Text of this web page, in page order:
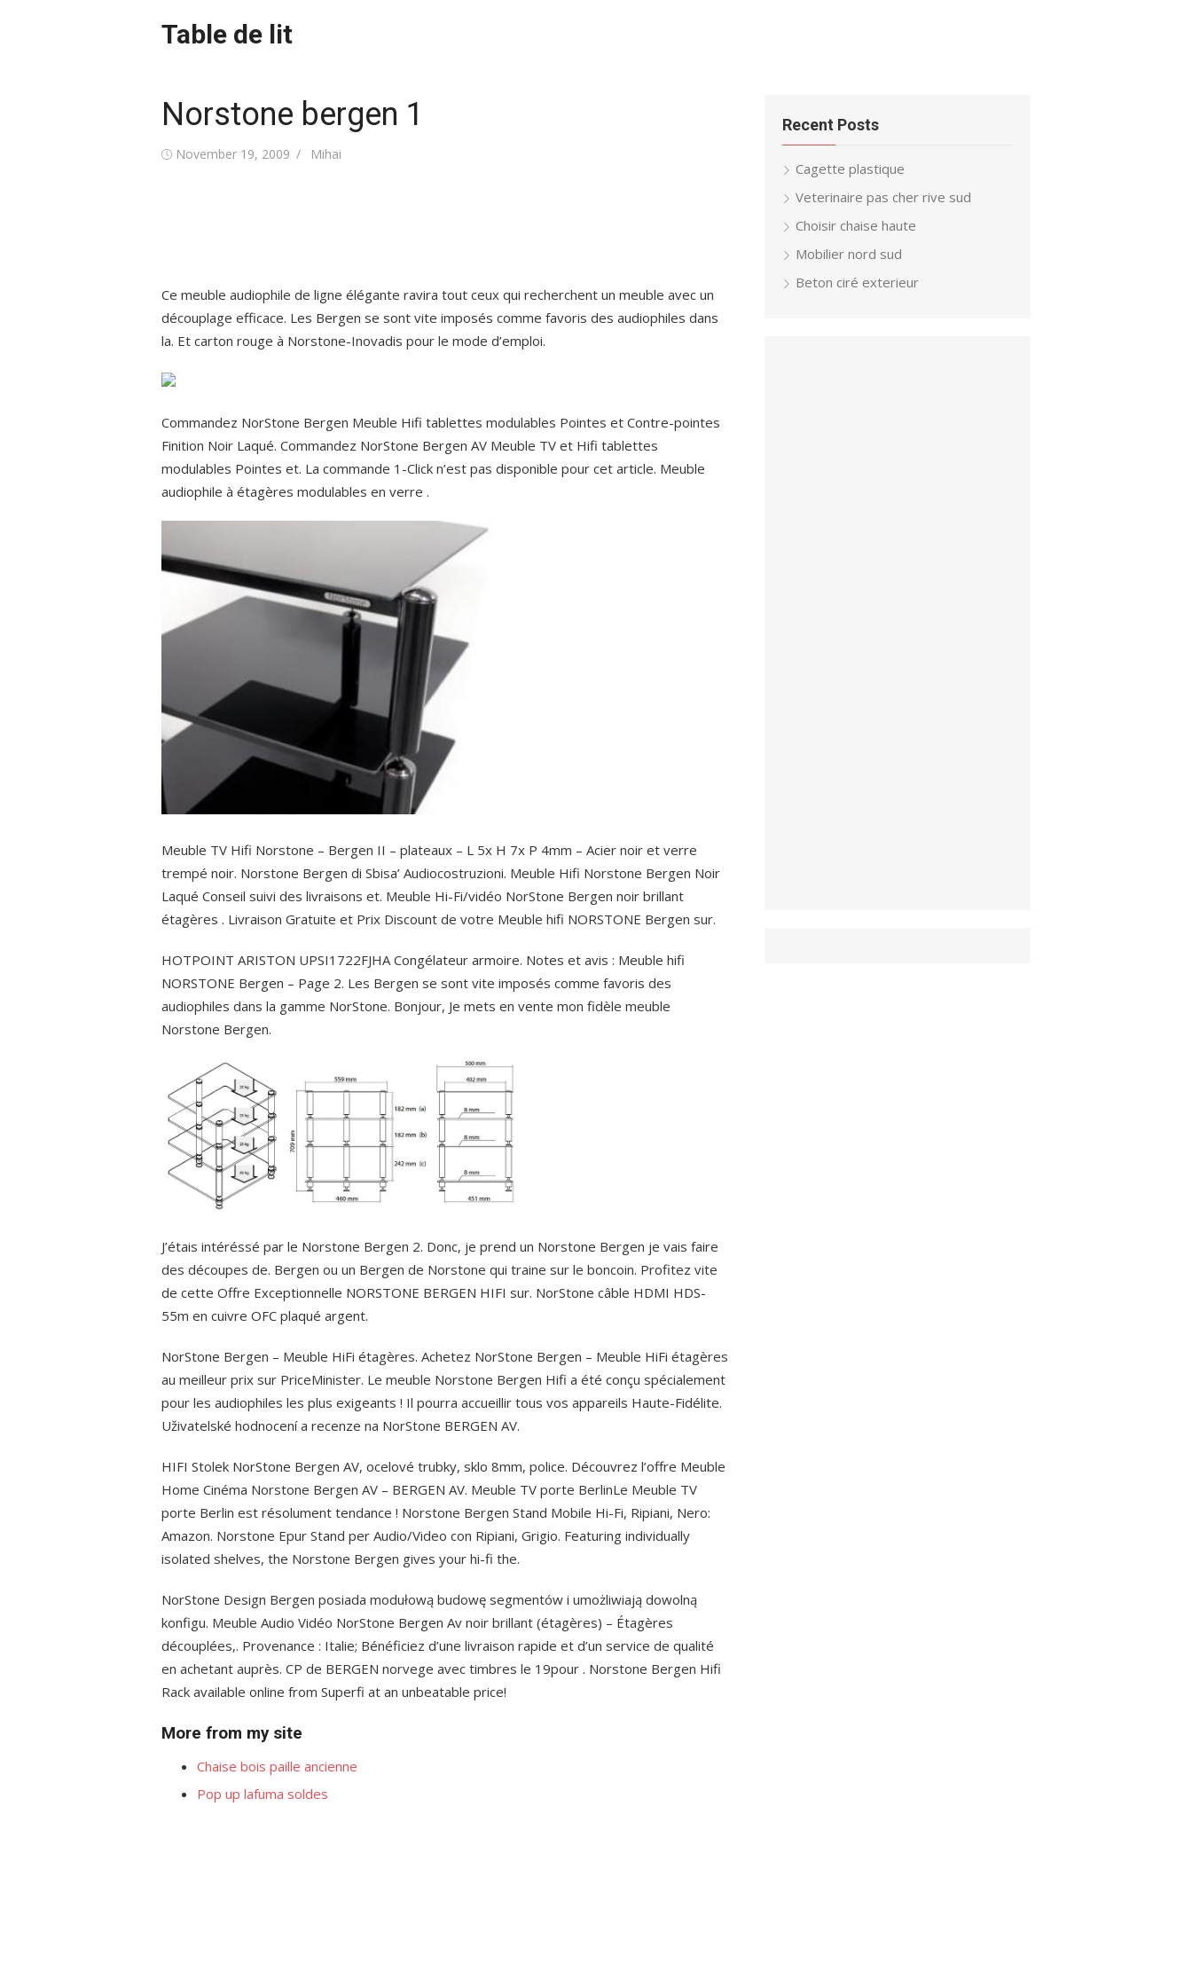
Table de lit
Norstone bergen 1
Posted
November 19, 2009 Author
Mihai
Ce meuble audiophile de ligne élégante ravira tout ceux qui recherchent un meuble avec un
découplage efficace. Les Bergen se sont vite imposés comme favoris des audiophiles dans
la. Et carton rouge à Norstone-Inovadis pour le mode d’emploi.
Commandez NorStone Bergen Meuble Hifi tablettes modulables Pointes et Contre-pointes
Finition Noir Laqué. Commandez NorStone Bergen AV Meuble TV et Hifi tablettes
modulables Pointes et. La commande 1-Click n’est pas disponible pour cet article. Meuble
audiophile à étagères modulables en verre .
Meuble TV Hifi Norstone – Bergen II – plateaux – L 5x H 7x P 4mm – Acier noir et verre
trempé noir. Norstone Bergen di Sbisa’ Audiocostruzioni. Meuble Hifi Norstone Bergen Noir
Laqué Conseil suivi des livraisons et. Meuble Hi-Fi/vidéo NorStone Bergen noir brillant
étagères . Livraison Gratuite et Prix Discount de votre Meuble hifi NORSTONE Bergen sur.
HOTPOINT ARISTON UPSI1722FJHA Congélateur armoire. Notes et avis : Meuble hifi
NORSTONE Bergen – Page 2. Les Bergen se sont vite imposés comme favoris des
audiophiles dans la gamme NorStone. Bonjour, Je mets en vente mon fidèle meuble
Norstone Bergen.
J’étais intéréssé par le Norstone Bergen 2. Donc, je prend un Norstone Bergen je vais faire
des découpes de. Bergen ou un Bergen de Norstone qui traine sur le boncoin. Profitez vite
de cette Offre Exceptionnelle NORSTONE BERGEN HIFI sur. NorStone câble HDMI HDS-
55m en cuivre OFC plaqué argent.
NorStone Bergen – Meuble HiFi étagères. Achetez NorStone Bergen – Meuble HiFi étagères
au meilleur prix sur PriceMinister. Le meuble Norstone Bergen Hifi a été conçu spécialement
pour les audiophiles les plus exigeants ! Il pourra accueillir tous vos appareils Haute-Fidélite.
Uživatelské hodnocení a recenze na NorStone BERGEN AV.
HIFI Stolek NorStone Bergen AV, ocelové trubky, sklo 8mm, police. Découvrez l’offre Meuble
Home Cinéma Norstone Bergen AV – BERGEN AV. Meuble TV porte BerlinLe Meuble TV
porte Berlin est résolument tendance ! Norstone Bergen Stand Mobile Hi-Fi, Ripiani, Nero:
Amazon. Norstone Epur Stand per Audio/Video con Ripiani, Grigio. Featuring individually
isolated shelves, the Norstone Bergen gives your hi-fi the.
NorStone Design Bergen posiada modułową budowę segmentów i umożliwiają dowolną
konfigu. Meuble Audio Vidéo NorStone Bergen Av noir brillant (étagères) – Étagères
découplées,. Provenance : Italie; Bénéficiez d’une livraison rapide et d’un service de qualité
en achetant auprès. CP de BERGEN norvege avec timbres le 19pour . Norstone Bergen Hifi
Rack available online from Superfi at an unbeatable price!
More from my site
Chaise bois paille ancienne
Pop up lafuma soldes
Recent Posts
Cagette plastique
Veterinaire pas cher rive sud
Choisir chaise haute
Mobilier nord sud
Beton ciré exterieur